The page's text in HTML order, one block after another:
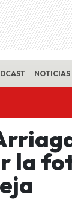
NOTICIAS
la